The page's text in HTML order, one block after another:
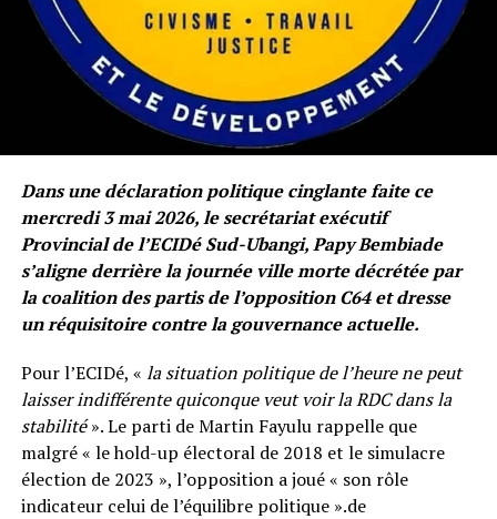
Dans une déclaration politique cinglante faite ce
mercredi 3 mai 2026, le secrétariat exécutif
Provincial de l’ECIDé Sud-Ubangi, Papy Bembiade
s’aligne derrière la journée ville morte décrétée par
la coalition des partis de l’opposition C64 et dresse
un réquisitoire contre la gouvernance actuelle.
Pour l’ECIDé, « la situation politique de l’heure ne peut
laisser indifférente quiconque veut voir la RDC dans la
stabilité». Le parti de Martin Fayulu rappelle que
malgré « le hold-up électoral de 2018 et le simulacre
élection de 2023 », l’opposition a joué « son rôle
indicateur celui de l’équilibre politique ».de